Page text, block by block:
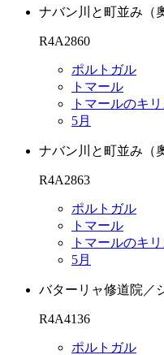
ナバン川と町並み（
R4A2860
ポルトガル
トマール
トマールのキ
5月
ナバン川と町並み（
R4A2863
ポルトガル
トマール
トマールのキ
5月
バターリャ修道院／
R4A4136
ポルトガル